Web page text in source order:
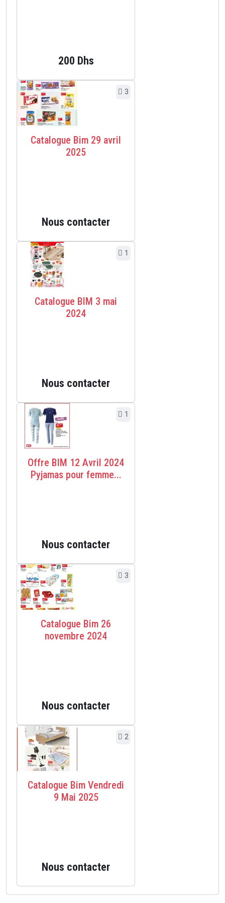
200 Dhs
3
Catalogue Bim 29 avril
2025
Nous contacter
1
Catalogue BIM 3 mai
2024
Nous contacter
1
Offre BIM 12 Avril 2024
Pyjamas pour femme...
Nous contacter
3
Catalogue Bim 26
novembre 2024
Nous contacter
2
Catalogue Bim Vendredi
9 Mai 2025
Nous contacter